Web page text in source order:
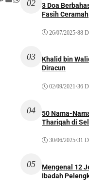
02
3 Doa
Fasih Ceramah
26/07/2025•88
03
Khalid bin
Diracun
02/09/2021•36
04
50 Nama-
Thariqah di
30/06/2025•31
05
Mengenal 12
Ibadah